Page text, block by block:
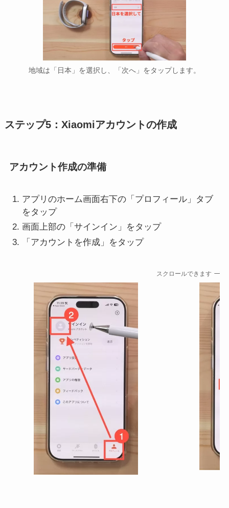
地域は「日本」を選択し、「次へ」をタップします。
ステップ5：Xiaomiアカウントの作成
アカウント作成の準備
アプリのホーム画面右下の「プロフィール」タブ
をタップ
画面上部の「サインイン」をタップ
「アカウントを作成」をタップ
スクロールできます